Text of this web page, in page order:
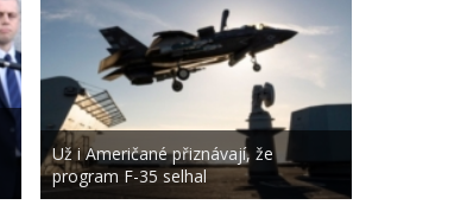
Už i Američané přiznávají, že
program F-35 selhal